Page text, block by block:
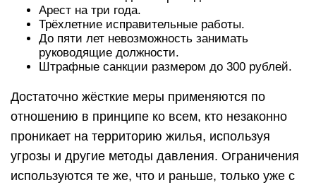
Арест на три года.
Трёхлетние исправительные работы.
До пяти лет невозможность занимать
руководящие должности.
Штрафные санкции размером до 300 рублей.
Достаточно жёсткие меры применяются по
отношению в принципе ко всем, кто незаконно
проникает на территорию жилья, используя
угрозы и другие методы давления. Ограничения
используются те же, что и раньше, только уже с